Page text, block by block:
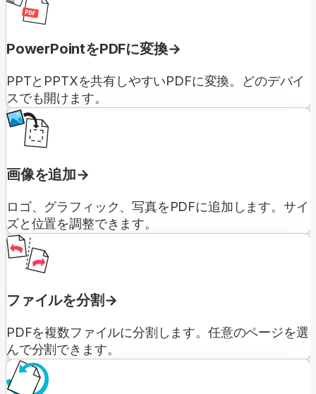
PowerPointをPDFに変換
PPTとPPTXを共有しやすいPDFに変換。どのデバイ
スでも開けます。
画像を追加
ロゴ、グラフィック、写真をPDFに追加します。サイ
ズと位置を調整できます。
ファイルを分割
PDFを複数ファイルに分割します。任意のページを選
んで分割できます。